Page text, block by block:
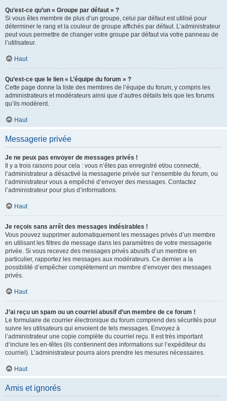
Qu’est-ce qu’un « Groupe par défaut » ?
Si vous êtes membre de plus d’un groupe, celui par défaut est utilisé pour
déterminer le rang et la couleur de groupe affichés par défaut. L’administrateur
peut vous permettre de changer votre groupe par défaut via votre panneau de
l’utilisateur.
Haut
Qu’est-ce que le lien « L’équipe du forum » ?
Cette page donne la liste des membres de l’équipe du forum, y compris les
administrateurs et modérateurs ainsi que d’autres détails tels que les forums
qu’ils modèrent.
Haut
Messagerie privée
Je ne peux pas envoyer de messages privés !
Il y a trois raisons pour cela : vous n’êtes pas enregistré et/ou connecté,
l’administrateur a désactivé la messagerie privée sur l’ensemble du forum, ou
l’administrateur vous a empêché d’envoyer des messages. Contactez
l’administrateur pour plus d’informations.
Haut
Je reçois sans arrêt des messages indésirables !
Vous pouvez supprimer automatiquement les messages privés d’un membre
en utilisant les filtres de message dans les paramètres de votre messagerie
privée. Si vous recevez des messages privés abusifs d’un membre en
particulier, rapportez les messages aux modérateurs. Ce dernier a la
possibilité d’empêcher complètement un membre d’envoyer des messages
privés.
Haut
J’ai reçu un spam ou un courriel abusif d’un membre de ce forum !
Le formulaire de courrier électronique du forum comprend des sécurités pour
suivre les utilisateurs qui envoient de tels messages. Envoyez à
l’administrateur une copie complète du courriel reçu. Il est très important
d’inclure les en-têtes (ils contiennent des informations sur l’expéditeur du
courriel). L’administrateur pourra alors prendre les mesures nécessaires.
Haut
Amis et ignorés